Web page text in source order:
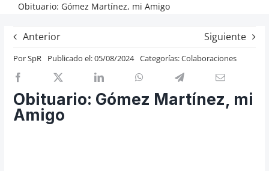
Artículos
Crítica
Previos de ópera
Cosas de Beckmesser
Obituario: Gómez Martínez, mi Amigo
Anterior Siguiente
PorSpR Publicado el: 05/08/2024 Categorías:Colaboraciones
Obituario: Gómez Martínez, mi
Amigo